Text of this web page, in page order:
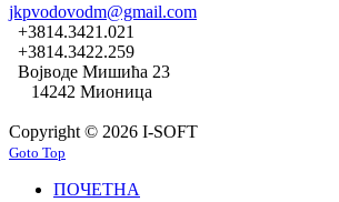
jkpvodovodm@gmail.com
+3814.3421.021
+3814.3422.259
Војводе Мишића 23
14242 Мионица
Copyright © 2026 I-SOFT
Goto Top
ПОЧЕТНА